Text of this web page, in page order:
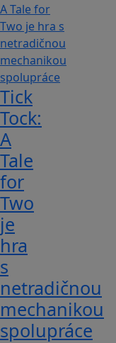
Tick
Tock:
A
Tale
for
Tw‪o
je
hra
s
netradičnou
mechanikou
spolupráce